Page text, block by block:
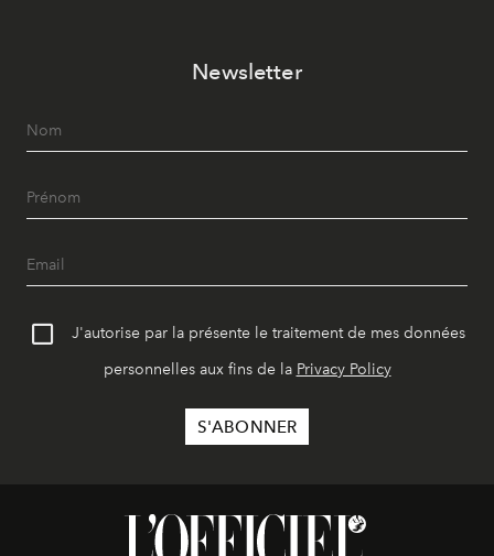
Newsletter
J'autorise par la présente le traitement de mes données
personnelles aux fins de la Privacy Policy